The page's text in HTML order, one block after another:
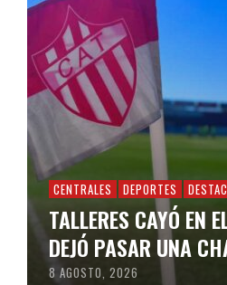
CENTRALES DEPORTES
TALLERES CAYÓ EN
DEJÓ PASAR UNA
8 AGOSTO, 2026